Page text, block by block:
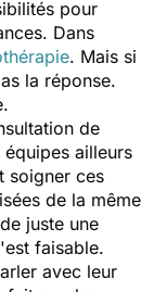
pour
Dans
. Mais si
la réponse.
de
ailleurs
soigner ces
de la même
juste une
faisable.
avec leur